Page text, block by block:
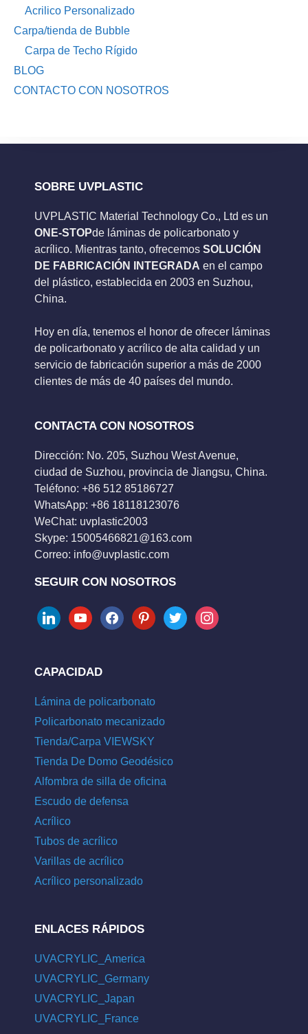
Acrilico Personalizado
Carpa/tienda de Bubble
Carpa de Techo Rígido
BLOG
CONTACTO CON NOSOTROS
SOBRE UVPLASTIC
UVPLASTIC Material Technology Co., Ltd es un
ONE-STOPde láminas de policarbonato y
acrílico. Mientras tanto, ofrecemos SOLUCIÓN
DE FABRICACIÓN INTEGRADA en el campo
del plástico, establecida en 2003 en Suzhou,
China.
Hoy en día, tenemos el honor de ofrecer láminas
de policarbonato y acrílico de alta calidad y un
servicio de fabricación superior a más de 2000
clientes de más de 40 países del mundo.
CONTACTA CON NOSOTROS
Dirección: No. 205, Suzhou West Avenue,
ciudad de Suzhou, provincia de Jiangsu, China.
Teléfono: +86 512 85186727
WhatsApp: +86 18118123076
WeChat: uvplastic2003
Skype: 15005466821@163.com
Correo: info@uvplastic.com
SEGUIR CON NOSOTROS
linkedinyoutubefacebookpinteresttwitter instagram
CAPACIDAD
Lámina de policarbonato
Policarbonato mecanizado
Tienda/Carpa VIEWSKY
Tienda De Domo Geodésico
Alfombra de silla de oficina
Escudo de defensa
Acrílico
Tubos de acrílico
Varillas de acrílico
Acrílico personalizado
ENLACES RÁPIDOS
UVACRYLIC_America
UVACRYLIC_Germany
UVACRYLIC_Japan
UVACRYLIC_France